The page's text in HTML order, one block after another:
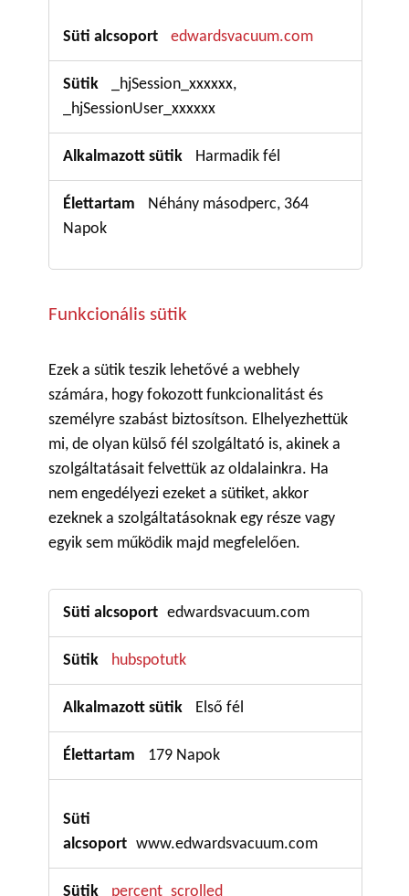
edwardsvacuum.com
_hjSession_xxxxxx,
_hjSessionUser_xxxxxx
Harmadik fél
Néhány másodperc, 364
Napok
Funkcionális sütik
Ezek a sütik teszik lehetővé a webhely
számára, hogy fokozott funkcionalitást és
személyre szabást biztosítson. Elhelyezhettük
mi, de olyan külső fél szolgáltató is, akinek a
szolgáltatásait felvettük az oldalainkra. Ha
nem engedélyezi ezeket a sütiket, akkor
ezeknek a szolgáltatásoknak egy része vagy
egyik sem működik majd megfelelően.
sütik
edwardsvacuum.com
hubspotutk
Első fél
179 Napok
www.edwardsvacuum.com
percent_scrolled